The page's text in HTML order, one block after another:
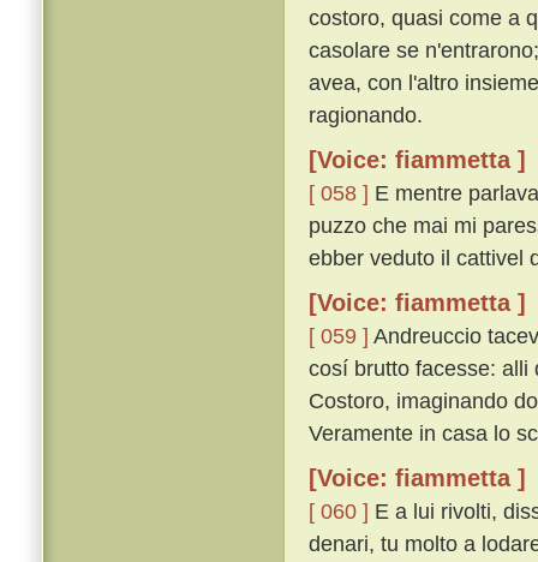
costoro, quasi come a
casolare se
avea, con l'altro
ragionando.
[Voice: fiammetta ]
[ 058 ] E mentre
puzzo che mai mi
ebber veduto il cattivel
[Voice: fiammetta ]
[ 059 ] Andreuccio
cosí brutto facesse: alli
Costoro, imaginando
Veramente in casa lo
[Voice: fiammetta ]
[ 060 ] E a lui rivolti,
denari, tu molto a